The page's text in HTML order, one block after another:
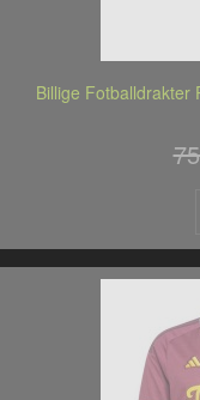
Billige Fotballdrakter